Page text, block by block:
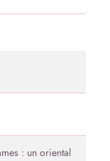
: un oriental